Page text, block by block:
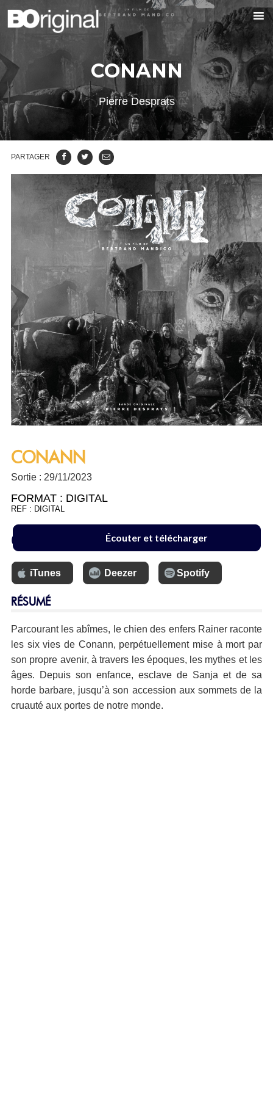
CONANN
Pierre Desprats
PARTAGER
CONANN
Sortie : 29/11/2023
FORMAT : DIGITAL
REF : DIGITAL
6.99 € Écouter et télécharger
iTunes Deezer Spotify
RÉSUMÉ
Parcourant les abîmes, le chien des enfers Rainer raconte
les six vies de Conann, perpétuellement mise à mort par
son propre avenir, à travers les époques, les mythes et les
âges. Depuis son enfance, esclave de Sanja et de sa
horde barbare, jusqu’à son accession aux sommets de la
cruauté aux portes de notre monde.